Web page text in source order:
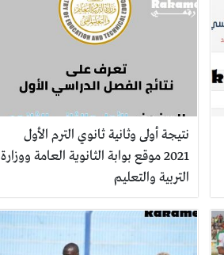
نتيجة أولى وثانية ثانوي الترم الأول
2021 موقع بوابة الثانوية العامة ووزارة
التربية والتعليم